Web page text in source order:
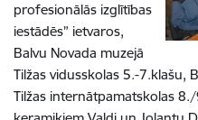
profesionālās izglītības
iestādēs” ietvaros,
Balvu Novada muzejā
Tilžas vidusskolas 5.-7.klašu,
Tilžas internātpamatskolas